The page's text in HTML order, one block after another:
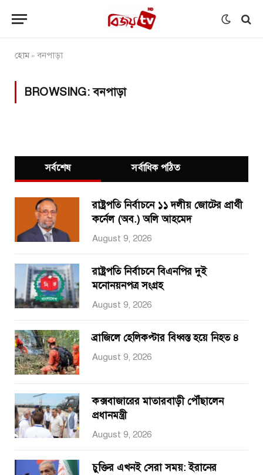
হোম»বনপাড়া
BROWSING:বনপাড়া
সর্বশেষ সর্বাধিক পঠিত
রাষ্ট্রপতি নির্বাচনে ১১ দলীয় জোটের প্রার্থী
কর্নেল (অব.) অলি আহমেদ
August 9, 2026
রাষ্ট্রপতি নির্বাচনে বিএনপির দুই
মনোনয়নপত্র সংগ্রহ
August 9, 2026
ব্রাজিলে হেলিকপ্টার বিধ্বস্ত হয়ে নিহত ৪
August 9, 2026
কক্সবাজারের মাতারবাড়ী পৌঁছালেন
প্রধানমন্ত্রী
August 9, 2026
চুক্তির এখনই সেরা সময়: ইরানের